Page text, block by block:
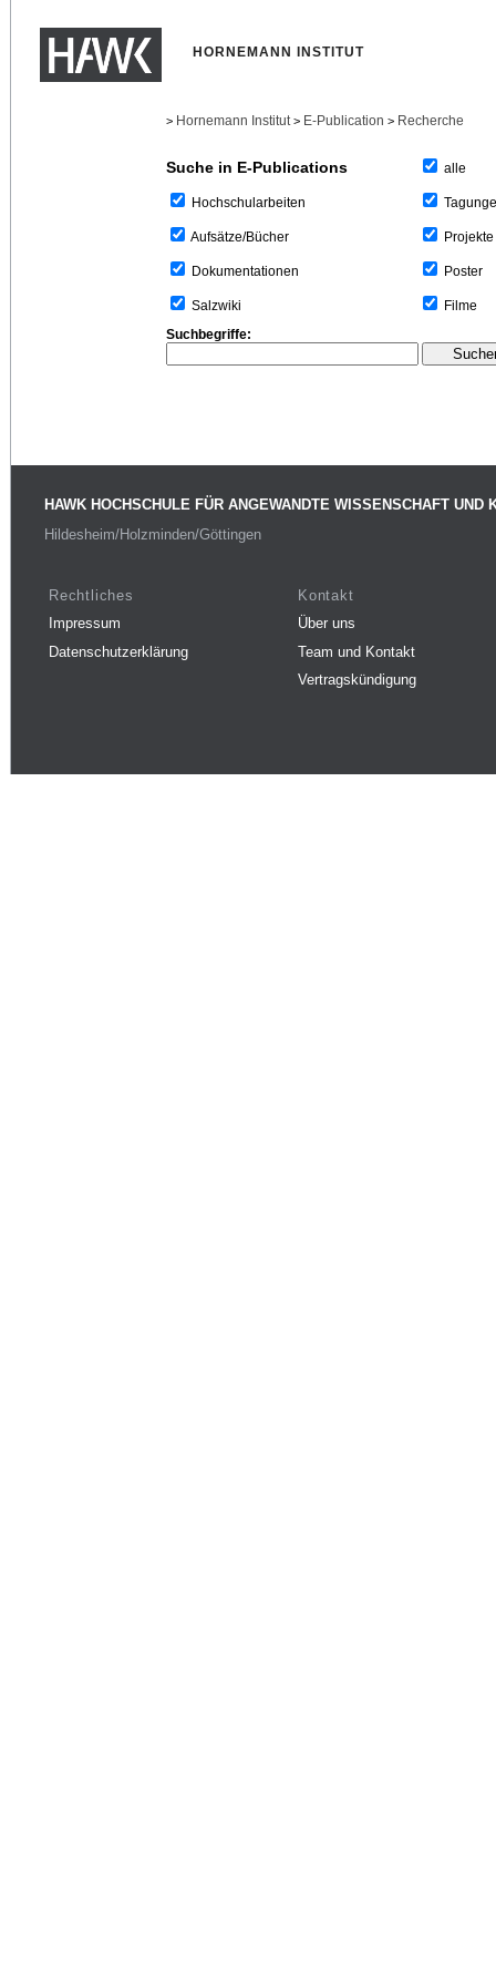
HORNEMANN INSTITUT
> Hornemann Institut > E-Publication > Recherche
Suche in E-Publications
Hochschularbeiten
Aufsätze/Bücher
Dokumentationen
Salzwiki
alle
Projekte
Poster
Filme
Suchbegriffe:
HAWK HOCHSCHULE FÜR ANGEWANDTE WISSENSCHAFT UND
Hildesheim/Holzminden/Göttingen
Rechtliches
Impressum
Datenschutzerklärung
Kontakt
Über uns
Team und Kontakt
Vertragskündigung